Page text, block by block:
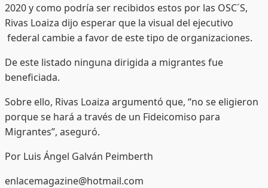
2020 y como podría ser recibidos estos por las OSC´S,
Rivas Loaiza dijo esperar que la visual del ejecutivo
federal cambie a favor de este tipo de organizaciones.
De este listado ninguna dirigida a migrantes fue
beneficiada.
Sobre ello, Rivas Loaiza argumentó que, “no se eligieron
porque se hará a través de un Fideicomiso para
Migrantes”, aseguró.
Por Luis Ángel Galván Peimberth
enlacemagazine@hotmail.com